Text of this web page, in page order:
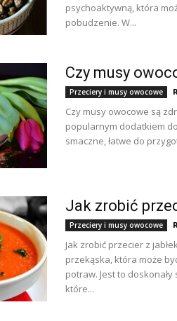
psychoaktywną, która
pobudzenie. W...
Czy musy
Przeciery i musy owocowe
Czy musy owocowe są
popularnym dodatkiem
smaczne, łatwe do
Jak zrobić
Przeciery i musy owocowe
Jak zrobić przecier z
przekąska, która może
potraw. Jest to
które...